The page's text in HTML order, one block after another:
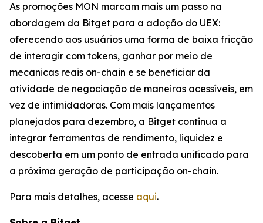
As promoções MON marcam mais um passo na
abordagem da Bitget para a adoção do UEX:
oferecendo aos usuários uma forma de baixa fricção
de interagir com tokens, ganhar por meio de
mecânicas reais on-chain e se beneficiar da
atividade de negociação de maneiras acessíveis, em
vez de intimidadoras. Com mais lançamentos
planejados para dezembro, a Bitget continua a
integrar ferramentas de rendimento, liquidez e
descoberta em um ponto de entrada unificado para
a próxima geração de participação on-chain.
Para mais detalhes, acesse aqui.